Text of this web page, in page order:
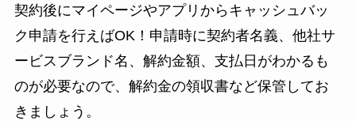
契約後にマイページやアプリからキャッシュバッ
ク申請を行えばOK！申請時に契約者名義、他社サ
ービスブランド名、解約金額、支払日がわかるも
のが必要なので、解約金の領収書など保管してお
きましょう。